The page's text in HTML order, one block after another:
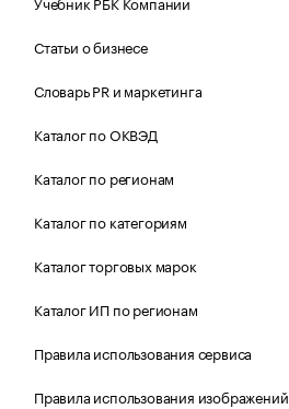
Статьи о бизнесе
Словарь PR и маркетинга
Каталог по ОКВЭД
Каталог по регионам
Каталог по категориям
Каталог торговых марок
Каталог ИП по регионам
Правила использования сервиса
Правила использования изображений